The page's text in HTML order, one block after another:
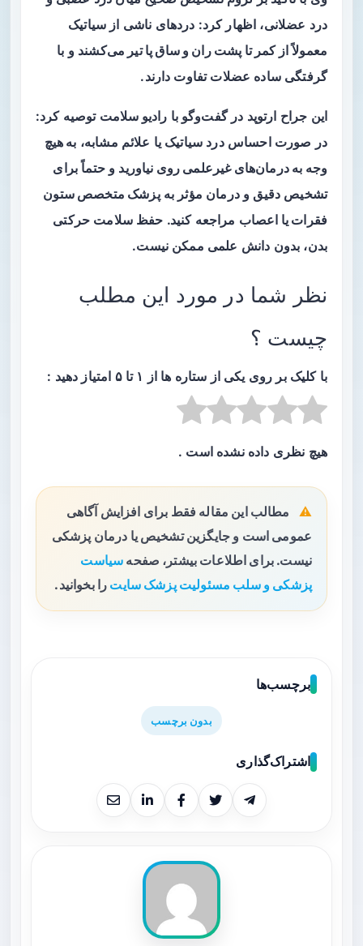
درد عضلانی، اظهار کرد: دردهای ناشی از سیاتیک
معمولاًاز کمر تا پشت ران و ساق پا تیر می‌کشند و با
گرفتگی ساده عضلات تفاوت دارند.
این جراح ارتوپد در گفت‌وگو با رادیو سلامت توصیه کرد:
در صورت احساس درد سیاتیک یا علائم مشابه، به هیچ
وجه به درمان‌های غیرعلمی روی نیاورید و حتماً برای
تشخیص دقیق و درمان مؤثر بهپزشک متخصص ستون
فقرات یا اعصاب مراجعه کنید. حفظ سلامت حرکتی
بدن، بدون دانش علمی ممکن نیست.
نظر شما در مورد این مطلب
چیست ؟
با کلیک بر روی یکی از ستاره ها از ۱ تا ۵ امتیاز دهید :
هیچ نظری داده نشده است .
مطالب این مقاله فقط برای افزایش آگاهی
عمومی است و جایگزین تشخیص یا درمان پزشکی
نیست. برای اطلاعات بیشتر، صفحه سیاست
پزشکی و سلب مسئولیت پزشک سایت را بخوانید.
برچسب‌ها
بدون برچسب
اشتراک‌گذاری